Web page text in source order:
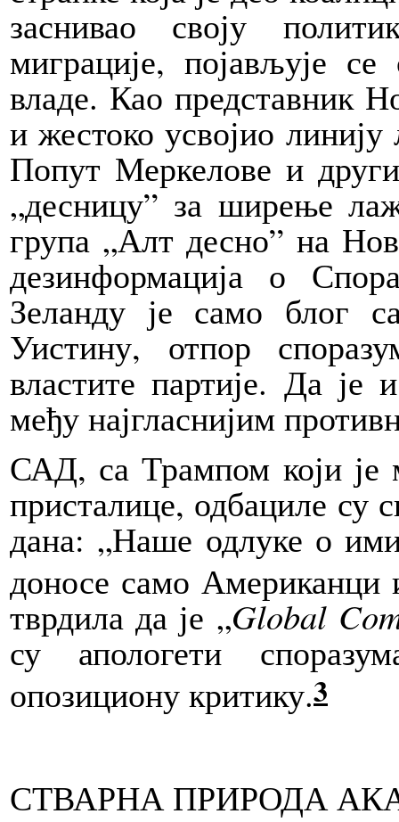
заснивао своју
миграције, појављује
владе. Као представник
и жестоко усвојио
Попут Меркелове и
„десницу” за ширење
група „Алт десно” на
дезинформација о
Зеланду је само блог
Уистину, отпор
властите партије. Да
међу најгласнијим
САД, са Трампом који је
присталице, одбациле су
дана: „Наше одлуке о
доносе само Американци
тврдила да је „Global
су апологети
опозициону критику.3
СТВАРНА ПРИРОДА